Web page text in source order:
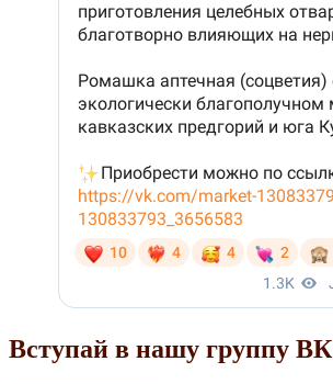
Вступай в нашу группу ВК